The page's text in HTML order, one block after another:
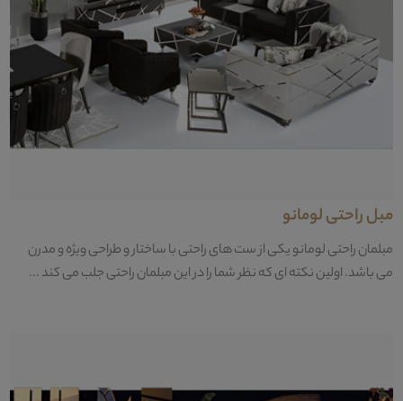
مبل راحتی لومانو
مبلمان راحتی لومانو یکی از ست های راحتی با ساختار و طراحی ویژه و مدرن
می باشد. اولین نکته ای که نظر شما را در این مبلمان راحتی جلب می کند ...